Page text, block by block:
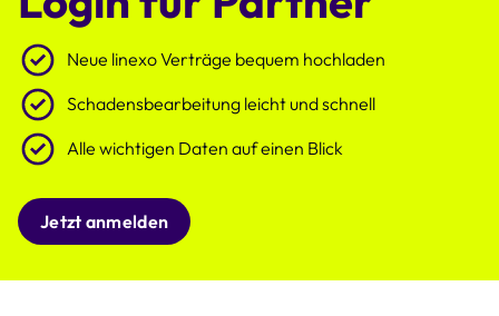
Neue linexo Verträge bequem hochladen
Schadensbearbeitung leicht und schnell
Alle wichtigen Daten auf einen Blick
Jetzt anmelden